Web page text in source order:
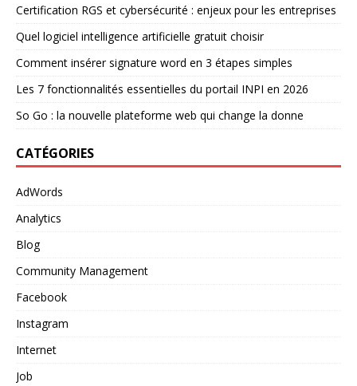
Certification RGS et cybersécurité : enjeux pour les entreprises
Quel logiciel intelligence artificielle gratuit choisir
Comment insérer signature word en 3 étapes simples
Les 7 fonctionnalités essentielles du portail INPI en 2026
So Go : la nouvelle plateforme web qui change la donne
CATÉGORIES
AdWords
Analytics
Blog
Community Management
Facebook
Instagram
Internet
Job